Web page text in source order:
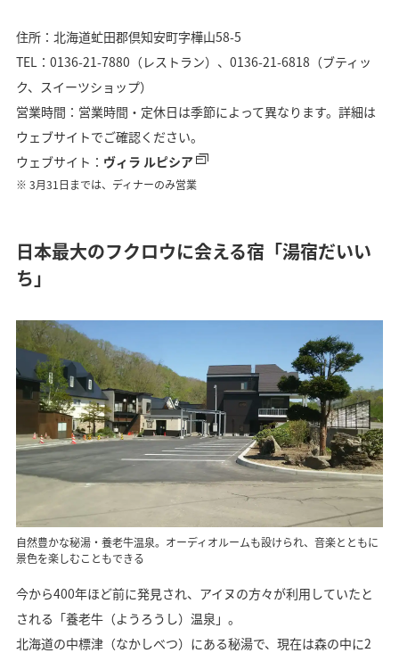
住所：北海道虻田郡倶知安町字樺山58-5
TEL：0136-21-7880（レストラン）、0136-21-6818（ブティッ
ク、スイーツショップ）
営業時間：営業時間・定休日は季節によって異なります。詳細は
ウェブサイトでご確認ください。
ウェブサイト： ヴィラ ルピシア
3月31日までは、ディナーのみ営業
日本最大のフクロウに会える宿「湯宿だいい
ち」
自然豊かな秘湯・養老牛温泉。オーディオルームも設けられ、音楽とともに
景色を楽しむこともできる
今から400年ほど前に発見され、アイヌの方々が利用していたと
される「養老牛（ようろうし）温泉」。
北海道の中標津（なかしべつ）にある秘湯で、現在は森の中に2